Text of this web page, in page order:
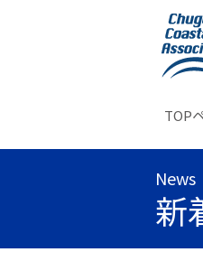
TOP
News
新